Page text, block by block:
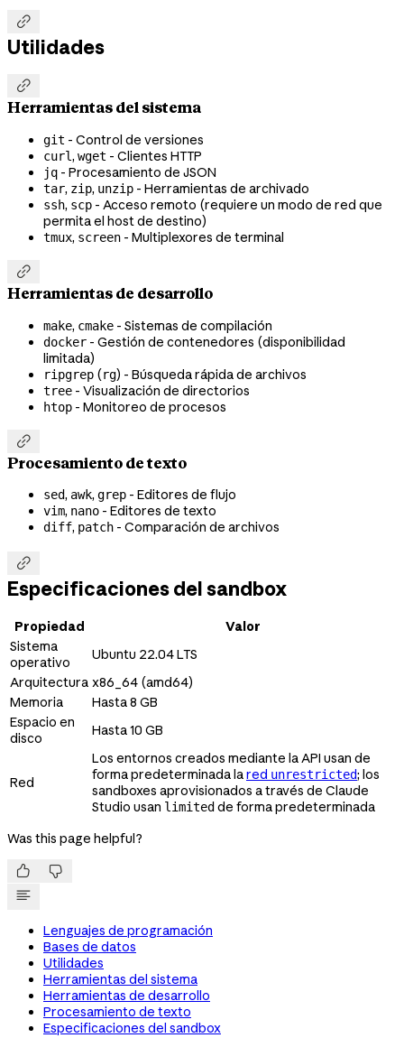

Utilidades

Herramientas del sistema
git - Control de versiones
curl, wget - Clientes HTTP
jq - Procesamiento de JSON
tar, zip, unzip - Herramientas de archivado
ssh, scp - Acceso remoto (requiere un modo de red que
permita el host de destino)
tmux, screen - Multiplexores de terminal

Herramientas de desarrollo
make, cmake - Sistemas de compilación
docker - Gestión de contenedores (disponibilidad
limitada)
ripgrep (rg) - Búsqueda rápida de archivos
tree - Visualización de directorios
htop - Monitoreo de procesos

Procesamiento de texto
sed, awk, grep - Editores de flujo
vim, nano - Editores de texto
diff, patch - Comparación de archivos

Especificaciones del sandbox
Propiedad
Valor
Sistema
operativo
Ubuntu 22.04 LTS
Arquitectura x86_64 (amd64)
Memoria
Hasta 8 GB
Espacio en
disco
Hasta 10 GB
Red
Los entornos creados mediante la API usan de
forma predeterminada lared unrestricted; los
sandboxes aprovisionados a través de Claude
Studio usan limited de forma predeterminada
Was this page helpful?
 
Lenguajes de programación
Bases de datos
Utilidades
Herramientas del sistema
Herramientas de desarrollo
Procesamiento de texto
Especificaciones del sandbox